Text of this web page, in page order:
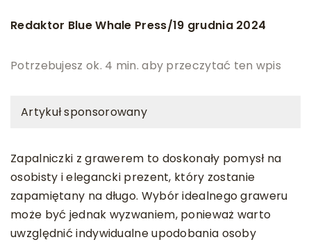
Redaktor Blue Whale Press/19 grudnia 2024
Potrzebujesz ok. 4 min. aby przeczytać ten wpis
Artykuł sponsorowany
Zapalniczki z grawerem to doskonały pomysł na
osobisty i elegancki prezent, który zostanie
zapamiętany na długo. Wybór idealnego graweru
może być jednak wyzwaniem, ponieważ warto
uwzględnić indywidualne upodobania osoby